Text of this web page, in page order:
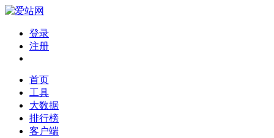
登录
注册
首页
工具
大数据
排行榜
客户端